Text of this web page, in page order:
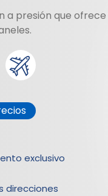
a presión que
exclusivo
direcciones